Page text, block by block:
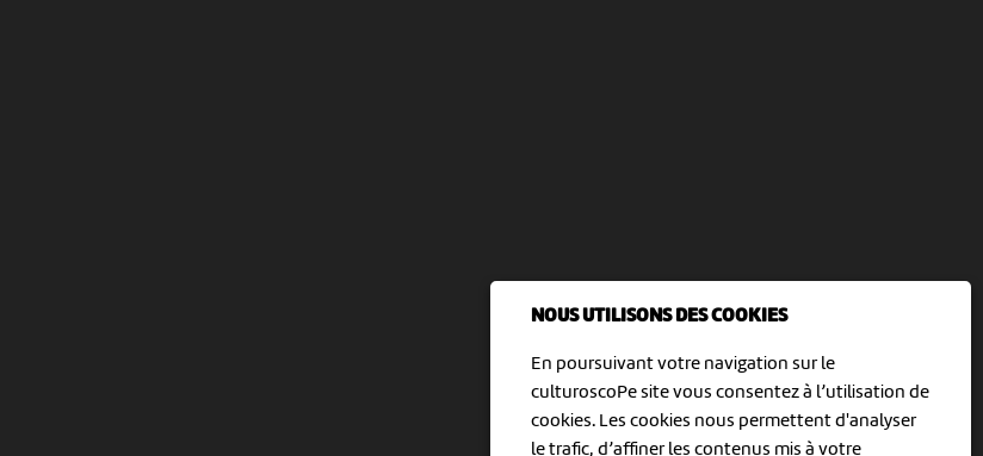
NOUS UTILISONS DES COOKIES
En poursuivant votre navigation sur le
culturoscoPe site vous consentez à l’utilisation de
cookies. Les cookies nous permettent d'analyser
le trafic, d’affiner les contenus mis à votre